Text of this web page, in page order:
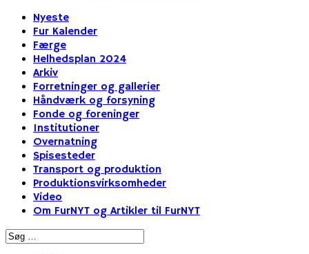
Nyeste
Fur Kalender
Færge
Helhedsplan 2024
Arkiv
Forretninger og gallerier
Håndværk og forsyning
Fonde og foreninger
Institutioner
Overnatning
Spisesteder
Transport og produktion
Produktionsvirksomheder
Video
Om FurNYT og Artikler til FurNYT